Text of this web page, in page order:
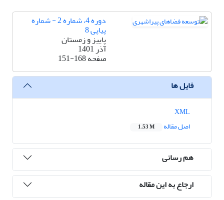
دوره 4، شماره 2 - شماره
پیاپی 8
پاییز و زمستان
آذر 1401
صفحه151-168
فایل ها
اصل مقاله
1.53 M
هم رسانی
ارجاع به این مقاله